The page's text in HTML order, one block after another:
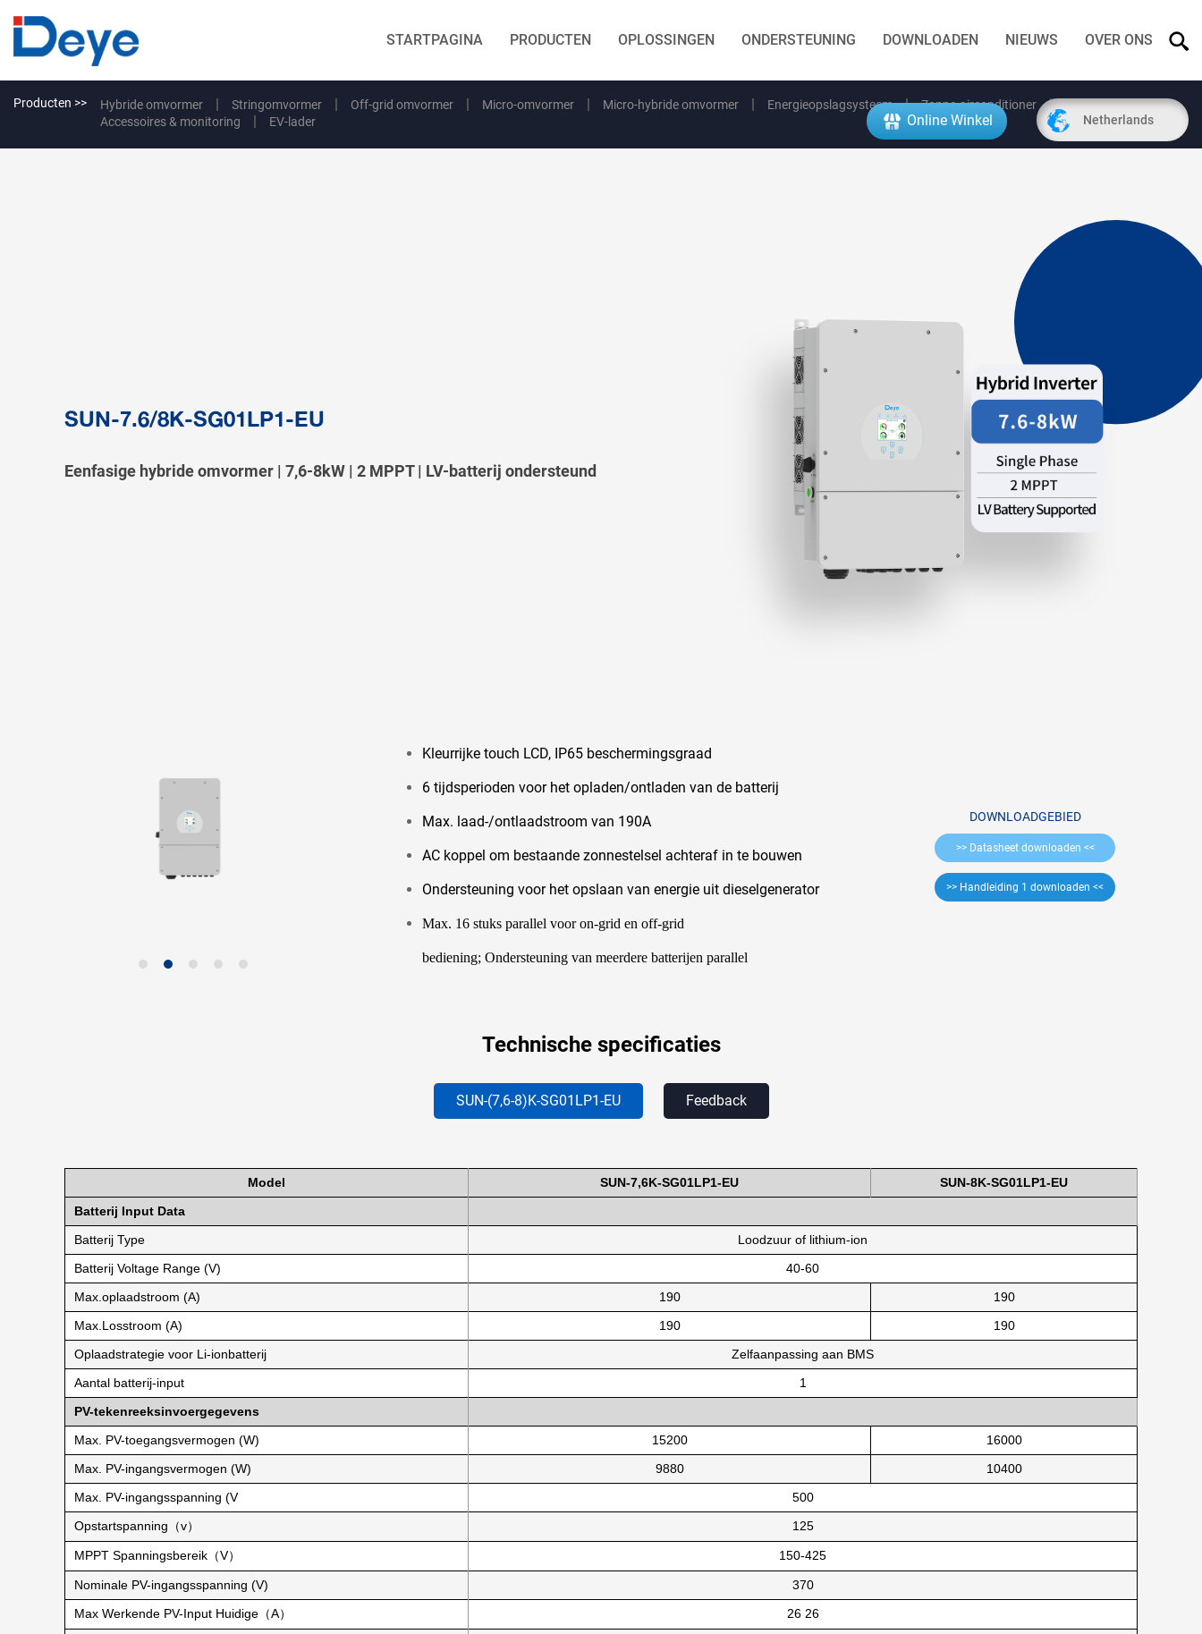
STARTPAGINA PRODUCTEN OPLOSSINGEN ONDERSTEUNING DOWNLOADEN NIEUWS OVER ONS
Online Winkel Netherlands
Producten >> Hybride omvormer Stringomvormer Off-grid omvormer Micro-omvormer Micro-hybride omvormer Energieopslagsysteem
Zonne-airconditioner
Accessoires & monitoring
EV-lader
SUN-7.6/8K-SG01LP1-EU
Eenfasige hybride omvormer | 7,6-8kW | 2 MPPT | LV-batterij ondersteund
Kleurrijke touch LCD, IP65 beschermingsgraad
6 tijdsperioden voor het opladen/ontladen van de batterij
Max. laad-/ontlaadstroom van 190A
AC koppel om bestaande zonnestelsel achteraf in te bouwen
Ondersteuning voor het opslaan van energie uit dieselgenerator
Max. 16 stuks parallel voor on-grid en off-grid
bediening; Ondersteuning van meerdere batterijen parallel
DOWNLOADGEBIED
>> Datasheet downloaden <<
>> Handleiding 1 downloaden <<
Technische specificaties
SUN-(7,6-8)K-SG01LP1-EU Feedback
Model SUN-7,6K-SG01LP1-EU
SUN-8K-SG01LP1-EU
Batterij Input Data
Batterij Type
Loodzuur of lithium-ion
Batterij Voltage Range (V)
40-60
Max.oplaadstroom (A)
190
190
Max.Losstroom (A)
190
190
Oplaadstrategie voor Li-ionbatterij
Zelfaanpassing aan BMS
Aantal batterij-input
1
PV-tekenreeksinvoergegevens
Max. PV-toegangsvermogen (W)
15200
16000
Max. PV-ingangsvermogen (W)
9880
10400
Max. PV-ingangsspanning (V
500
Opstartspanning（v）
125
MPPT Spanningsbereik（V） 150-425
Nominale PV-ingangsspanning (V)
370
Max Werkende PV-Input Huidige（A）
26 26